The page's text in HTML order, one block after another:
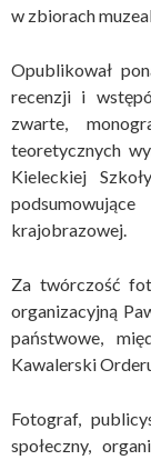
w zbiorach
Opublikował
recenzji i
zwarte,
teoretycznych
Kieleckiej
krajobrazowej.
Za twórczość
organizacyjną
państwowe,
Kawalerski
Fotograf,
społeczny,